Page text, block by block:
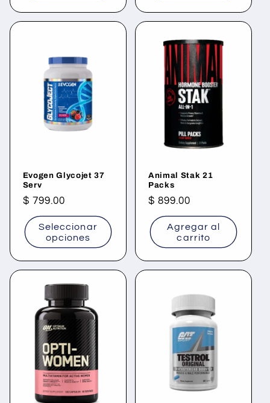
Evogen Glycojet 37
Serv
Precio
habitual
$ 799.00
Seleccionar
opciones
Animal Stak 21
Packs
Precio
habitual
$ 899.00
Agregar al
carrito